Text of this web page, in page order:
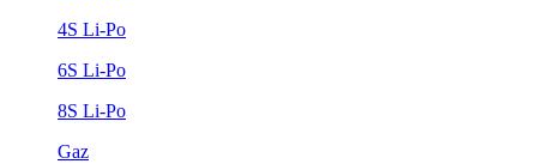
4S Li-Po
6S Li-Po
8S Li-Po
Gaz